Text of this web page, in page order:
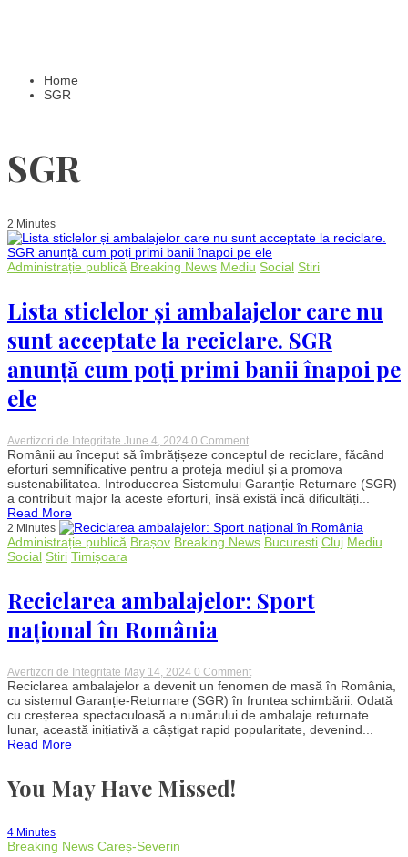
Home
SGR
SGR
2 Minutes
Administrație publică Breaking News Mediu Social Stiri
Lista sticlelor și ambalajelor care nu
sunt acceptate la reciclare. SGR
anunță cum poți primi banii înapoi pe
ele
Avertizori de Integritate June 4, 2024 0 Commenton
Lista
sticlelor
și
ambalajelor
care
sunt
acceptate
anunță
cum
pe
ele
Românii au început să îmbrățișeze conceptul de reciclare, făcând
eforturi semnificative pentru a proteja mediul și a promova
sustenabilitatea. Introducerea Sistemului Garanție Returnare (SGR)
a contribuit major la aceste eforturi, însă există încă dificultăți...
Read More
2 Minutes
Administrație publică Brașov Breaking News Bucuresti Cluj Mediu
Social Stiri Timișoara
Reciclarea ambalajelor: Sport
național în România
Avertizori de Integritate May 14, 2024 0 Commenton
Reciclarea
ambalajelor:
național
în
Reciclarea ambalajelor a devenit un fenomen de masă în România,
cu sistemul Garanție-Returnare (SGR) în fruntea schimbării. Odată
cu creșterea spectaculoasă a numărului de ambalaje returnate
lunar, această inițiativă a câștigat rapid popularitate, devenind...
Read More
You May Have Missed!
4 Minutes
Breaking News Careș-Severin